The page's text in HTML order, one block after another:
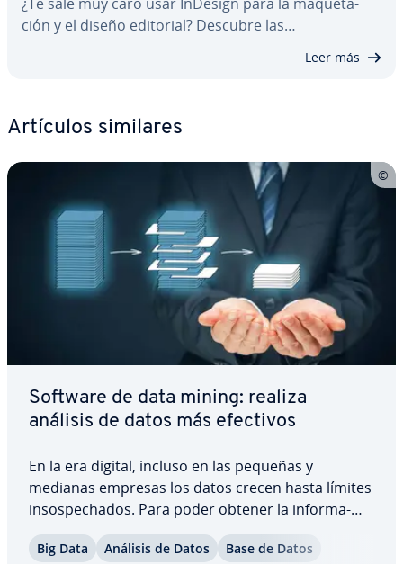
ción y el diseño editorial? Descubre las…
Leer más
Artículos similares
Software de data mining: realiza
análisis de datos más efectivos
En la era digital, incluso en las pequeñas y
medianas empresas los datos crecen hasta límites
in­so­s­pe­cha­dos. Para poder obtener la in­fo­r­ma­
ción que se desea de los registros es necesario
recurrir a las he­rra­mie­n­tas de data mining en­ca­r­
Big Data Análisis de Datos Base de Datos